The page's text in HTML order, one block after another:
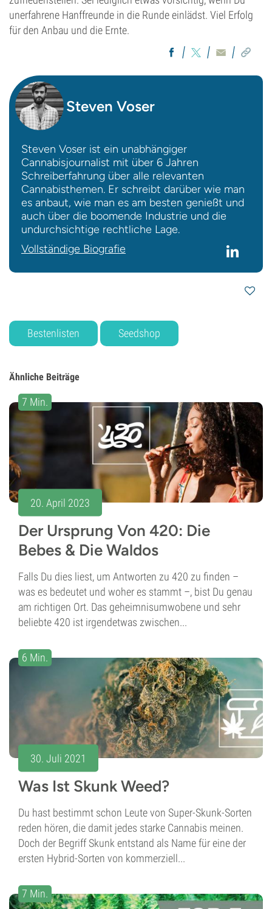
unerfahrene Hanffreunde in die Runde einlädst. Viel Erfolg
für den Anbau und die Ernte.
Steven Voser
Steven Voser ist ein unabhängiger
Cannabisjournalist mit über 6 Jahren
Schreiberfahrung über alle relevanten
Cannabisthemen. Er schreibt darüber wie man
es anbaut, wie man es am besten genießt und
auch über die boomende Industrie und die
undurchsichtige rechtliche Lage.
Vollständige Biografie
Bestenlisten Seedshop
Ähnliche Beiträge
7 Min.
20. April 2023
Der Ursprung Von 420: Die
Bebes & Die Waldos
Falls Du dies liest, um Antworten zu 420 zu finden –
was es bedeutet und woher es stammt –, bist Du genau
am richtigen Ort. Das geheimnisumwobene und sehr
beliebte 420 ist irgendetwas zwischen...
6 Min.
30. Juli 2021
Was Ist Skunk Weed?
Du hast bestimmt schon Leute von Super-Skunk-Sorten
reden hören, die damit jedes starke Cannabis meinen.
Doch der Begriff Skunk entstand als Name für eine der
ersten Hybrid-Sorten von kommerziell...
7 Min.